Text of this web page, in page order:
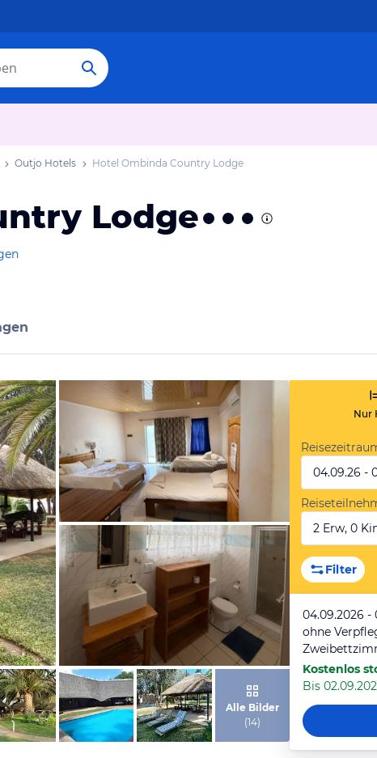
Outjo Hotels Hotel Ombinda Country Lodge
Lodge
von Booking.com
von Booking.com
Alle Bilder
(14)
Nur
04.09.26 -
2 Erw, 0
Filter
04.09.2026 -
ohne
Kostenlos
Bis